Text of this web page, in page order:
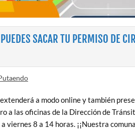
SACAR TU PERMISO DE
a modo online y también
a las oficinas de la Dirección de
viernes 8 a 14 horas. ¡¡Nuestra